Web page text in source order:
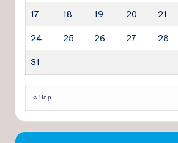
17 18 19 20 21
24 25 26 27 28
31
« Чер